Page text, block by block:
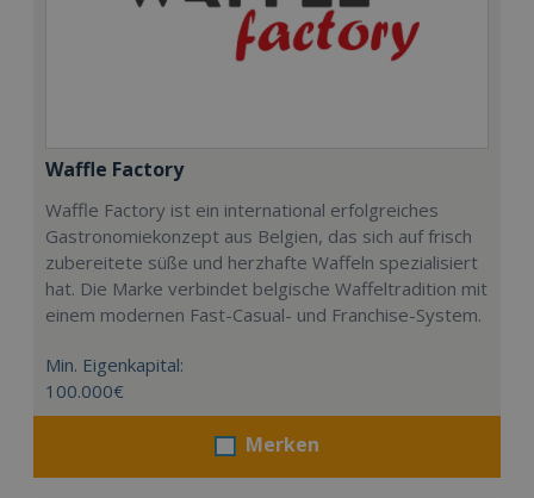
Waffle Factory
Waffle Factory ist ein international erfolgreiches
Gastronomiekonzept aus Belgien, das sich auf frisch
zubereitete süße und herzhafte Waffeln spezialisiert
hat. Die Marke verbindet belgische Waffeltradition mit
einem modernen Fast-Casual- und Franchise-System.
Min. Eigenkapital:
100.000€
Merken